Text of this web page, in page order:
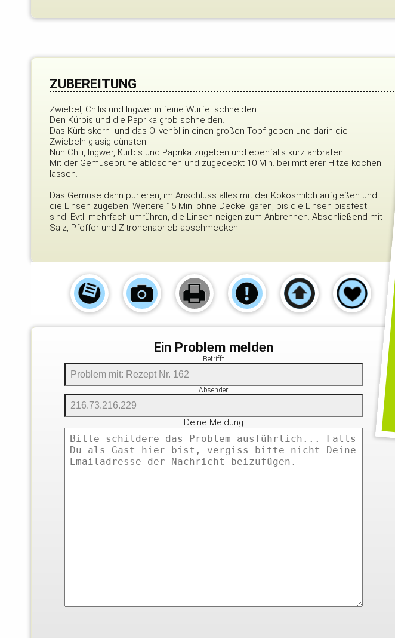
ZUBEREITUNG
Zwiebel, Chilis und Ingwer in feine Würfel schneiden.
Den Kürbis und die Paprika grob schneiden.
Das Kürbiskern- und das Olivenöl in einen großen Topf geben und darin die
Zwiebeln glasig dünsten.
Nun Chili, Ingwer, Kürbis und Paprika zugeben und ebenfalls kurz anbraten.
Mit der Gemüsebrühe ablöschen und zugedeckt 10 Min. bei mittlerer Hitze kochen
lassen.
Das Gemüse dann pürieren, im Anschluss alles mit der Kokosmilch aufgießen und
die Linsen zugeben. Weitere 15 Min. ohne Deckel garen, bis die Linsen bissfest
sind. Evtl. mehrfach umrühren, die Linsen neigen zum Anbrennen. Abschließend mit
Salz, Pfeffer und Zitronenabrieb abschmecken.
Ein Problem melden
Betrifft
Absender
Deine Meldung